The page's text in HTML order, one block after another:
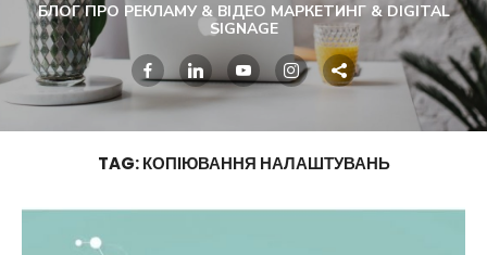
БЛОГ ПРО РЕКЛАМУ & ВІДЕО МАРКЕТИНГ & DIGITAL
SIGNAGE
TAG:КОПІЮВАННЯ НАЛАШТУВАНЬ